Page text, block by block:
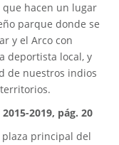
que hacen un lugar
parque donde se
y el Arco con
deportista local, y
de nuestros indios
2019, pág. 20
plaza principal del